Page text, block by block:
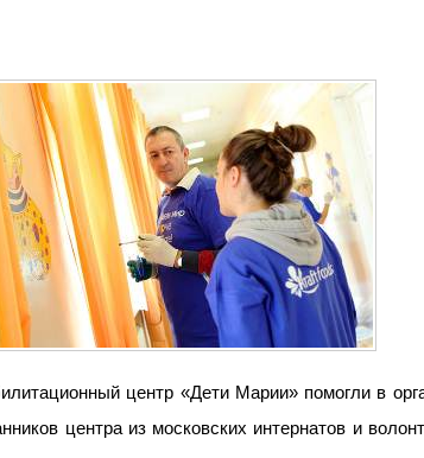
центр «Дети Марии» помогли в
центра из московских интернатов и